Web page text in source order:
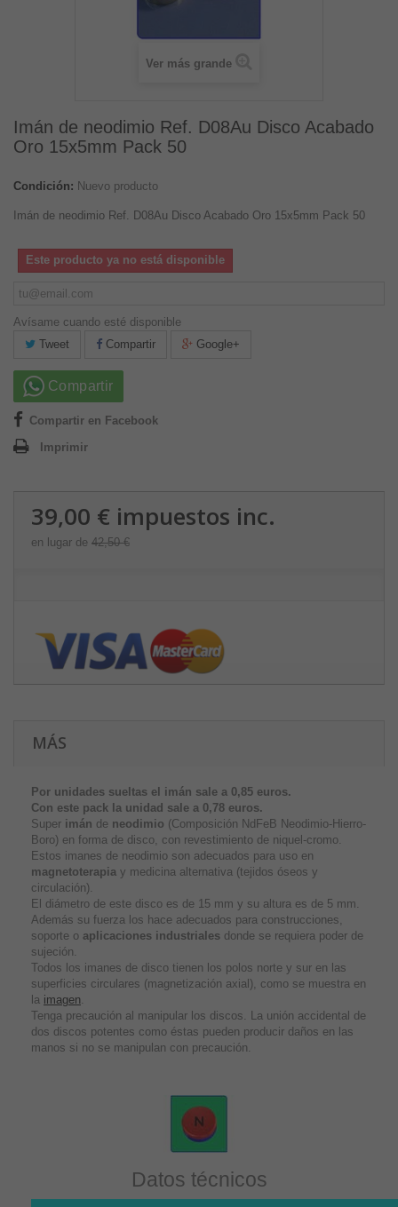
Ver más grande
Imán de neodimio Ref. D08Au Disco Acabado
Oro 15x5mm Pack 50
Condición: Nuevo producto
Imán de neodimio Ref. D08Au Disco Acabado Oro 15x5mm Pack 50
Este producto ya no está disponible
Avísame cuando esté disponible
Tweet
Compartir Google+
Compartir
Compartir en Facebook
Imprimir
39,00 € impuestos inc.
en lugar de 42,50 €
MÁS
Por unidades sueltas el imán sale a 0,85 euros.
Con este pack la unidad sale a 0,78 euros.
Super imán de neodimio (Composición NdFeB Neodimio-Hierro-
Boro) en forma de disco, con revestimiento de niquel-cromo.
Estos imanes de neodimio son adecuados para uso en
magnetoterapia y medicina alternativa (tejidos óseos y
circulación).
El diámetro de este disco es de 15 mm y su altura es de 5 mm.
Además su fuerza los hace adecuados para construcciones,
soporte o aplicaciones industriales donde se requiera poder de
sujeción.
Todos los imanes de disco tienen los polos norte y sur en las
superficies circulares (magnetización axial), como se muestra en
la imagen.
Tenga precaución al manipular los discos. La unión accidental de
dos discos potentes como éstas pueden producir daños en las
manos si no se manipulan con precaución.
Datos técnicos